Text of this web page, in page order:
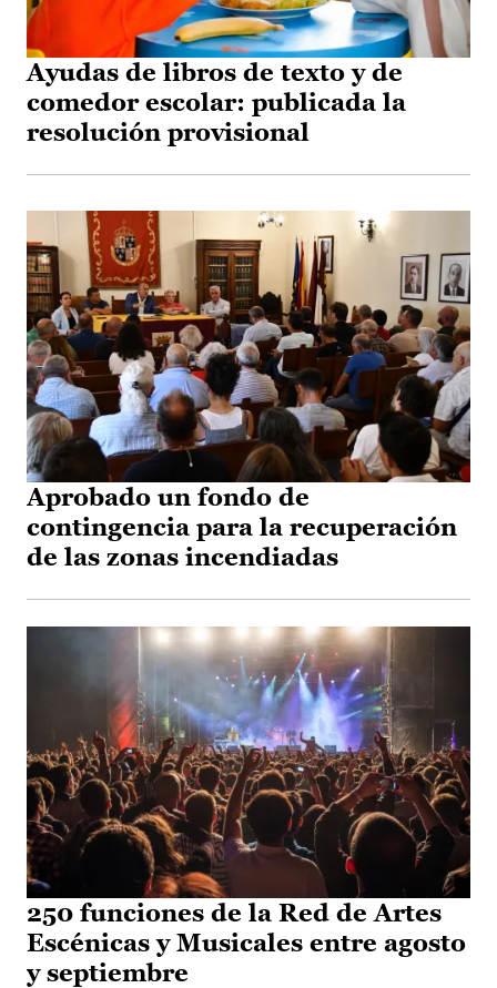
Ayudas de libros de texto y de
comedor escolar: publicada la
resolución provisional
Aprobado un fondo de
contingencia para la recuperación
de las zonas incendiadas
250 funciones de la Red de Artes
Escénicas y Musicales entre agosto
y septiembre